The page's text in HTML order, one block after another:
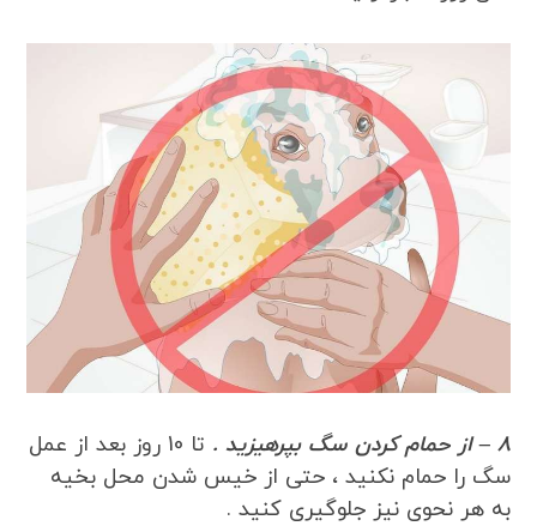
8 – از حمام کردن سگ بپرهیزید .
تا 10 روز بعد از عمل
سگ را حمام نکنید ، حتی از خیس شدن محل بخیه
به هر نحوی نیز جلوگیری کنید .